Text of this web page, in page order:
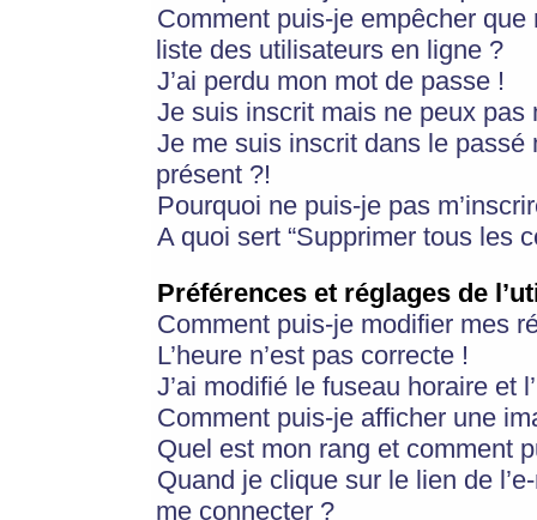
Comment puis-je empêcher
liste des utilisateurs en ligne ?
J’ai perdu mon mot de passe !
Je suis inscrit mais ne peux pas
Je me suis inscrit dans le
présent ?!
Pourquoi ne puis-je pas
A quoi sert “Supprimer tous les
Préférences et réglages de
Comment puis-je modifier mes
L’heure n’est pas correcte !
J’ai modifié le fuseau horaire et
Comment puis-je afficher une
Quel est mon rang et comment
Quand je clique sur le lien de
me connecter ?